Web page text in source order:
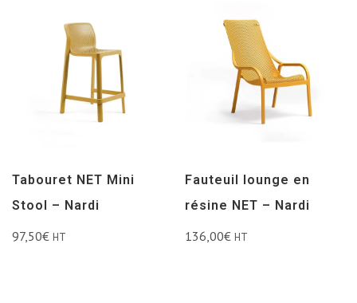
Tabouret NET Mini
Stool – Nardi
97,50€ HT
Fauteuil lounge en
résine NET – Nardi
136,00€ HT